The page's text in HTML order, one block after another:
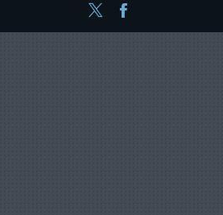
Twitter